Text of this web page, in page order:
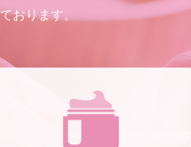
おります。